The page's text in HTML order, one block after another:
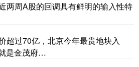
两周A股的回调具有鲜明的输入性特
超过70亿，北京今年最贵地块入
是金茂府…